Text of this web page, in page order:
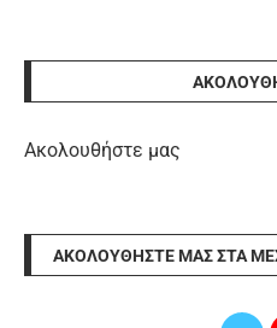
Ακολουθήστε μας
ΑΚΟΛΟΥΘΉΣΤΕ ΜΑΣ ΣΤΑ